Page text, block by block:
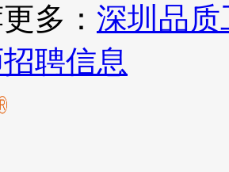
多： 深圳品
聘信息